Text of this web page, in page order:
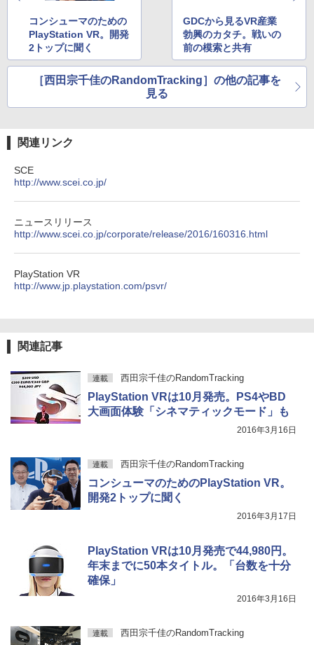
コンシューマのための
PlayStation VR。開発
2トップに聞く
GDCから見るVR産業
勃興のカタチ。戦いの
前の模索と共有
［西田宗千佳のRandomTracking］の他の記事を
見る
関連リンク
SCE
http://www.scei.co.jp/
ニュースリリース
http://www.scei.co.jp/corporate/release/2016/160316.html
PlayStation VR
http://www.jp.playstation.com/psvr/
関連記事
連載 西田宗千佳のRandomTracking
PlayStation VRは10月発売。PS4やBD
大画面体験「シネマティックモード」も
2016年3月16日
連載 西田宗千佳のRandomTracking
コンシューマのためのPlayStation VR。
開発2トップに聞く
2016年3月17日
PlayStation VRは10月発売で44,980円。
年末までに50本タイトル。「台数を十分
確保」
2016年3月16日
連載 西田宗千佳のRandomTracking